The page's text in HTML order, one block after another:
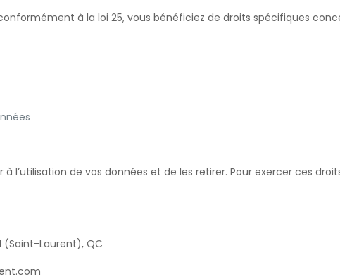
à la loi 25, vous bénéficiez de droits spécifiques
à l’utilisation de vos données et de les retirer. Pour exercer ces
(Saint-Laurent), QC